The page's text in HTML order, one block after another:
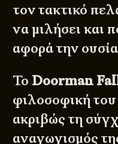
τον τακτικό
να μιλήσει και
αφορά την
Το Doorman
φιλοσοφική
ακριβώς τη
αναγωγισμός